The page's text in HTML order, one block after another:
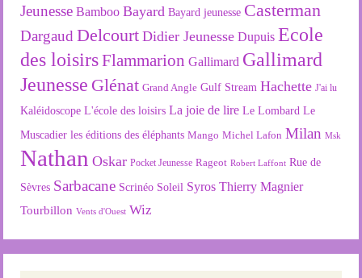
Jeunesse Bamboo Bayard Bayard jeunesse Casterman
Dargaud Delcourt Didier Jeunesse Dupuis Ecole
des loisirsFlammarion Gallimard Gallimard
Jeunesse Glénat Grand Angle Gulf Stream Hachette J'ai lu
Kaléidoscope L'école des loisirs La joie de lire Le Lombard Le
Muscadier les éditions des éléphants Mango Michel Lafon Milan Msk
Nathan Oskar Pocket Jeunesse Rageot Robert Laffont Rue de
Sèvres Sarbacane Scrinéo Soleil Syros Thierry Magnier
Tourbillon Vents d'Ouest Wiz